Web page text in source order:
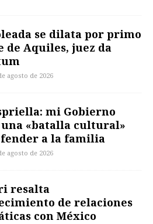
se dilata por primo
de Aquiles, juez da
agosto de 2026
mi Gobierno
«batalla cultural»
a la familia
agosto de 2026
resalta
de relaciones
con México